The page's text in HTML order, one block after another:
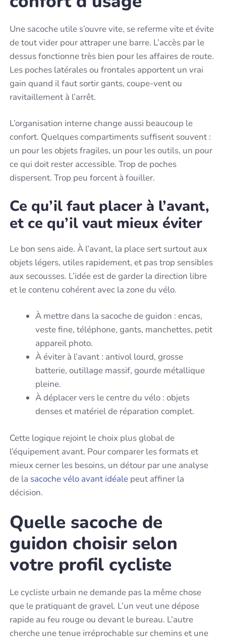
Une sacoche utile s’ouvre vite, se referme vite et évite
de tout vider pour attraper une barre. L’accès par le
dessus fonctionne très bien pour les affaires de route.
Les poches latérales ou frontales apportent un vrai
gain quand il faut sortir gants, coupe-vent ou
ravitaillement à l’arrêt.
L’organisation interne change aussi beaucoup le
confort. Quelques compartiments suffisent souvent :
un pour les objets fragiles, un pour les outils, un pour
ce qui doit rester accessible. Trop de poches
dispersent. Trop peu forcent à fouiller.
Ce qu’il faut placer à l’avant,
et ce qu’il vaut mieux éviter
Le bon sens aide. À l’avant, la place sert surtout aux
objets légers, utiles rapidement, et pas trop sensibles
aux secousses. L’idée est de garder la direction libre
et le contenu cohérent avec la zone du vélo.
À mettre dans la sacoche de guidon : encas,
veste fine, téléphone, gants, manchettes, petit
appareil photo.
À éviter à l’avant : antivol lourd, grosse
batterie, outillage massif, gourde métallique
pleine.
À déplacer vers le centre du vélo : objets
denses et matériel de réparation complet.
Cette logique rejoint le choix plus global de
l’équipement avant. Pour comparer les formats et
mieux cerner les besoins, un détour par une analyse
de la sacoche vélo avant idéale peut affiner la
décision.
Quelle sacoche de
guidon choisir selon
votre profil cycliste
Le cycliste urbain ne demande pas la même chose
que le pratiquant de gravel. L’un veut une dépose
rapide au feu rouge ou devant le bureau. L’autre
cherche une tenue irréprochable sur chemins et une